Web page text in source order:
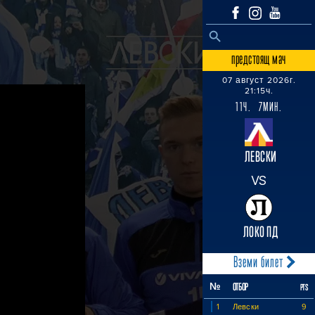
Search
SEARCH BUTTON
предстоящ мач
07 август 2026г.
21:15ч.
11Ч. 7МИН.
ЛЕВСКИ
VS
ЛОКО ПД
Вземи билет
№ ОТБОР PTS
1 Левски 9